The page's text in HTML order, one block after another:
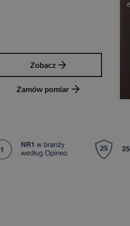
Zobacz
Zamów pomiar